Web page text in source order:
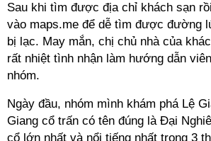
Sau khi tìm được địa chỉ khách sạn
vào maps.me để dễ tìm được đường
bị lạc. May mắn, chị chủ nhà của
rất nhiệt tình nhận làm hướng dẫn
nhóm.
Ngày đầu, nhóm mình khám phá Lệ
Giang cổ trấn có tên đúng là Đại
cổ lớn nhất và nổi tiếng nhất trong 3